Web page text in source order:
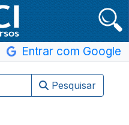
Entrar com Google
Pesquisar